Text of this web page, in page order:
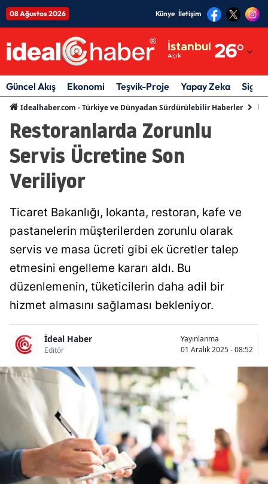
08 Ağustos 2026 Künye İletişim
İstanbul
Açık 26°
Adıyaman
Afyonkarahisar
Ağrı
Amasya
Ankara
Artvin
Aydın
Balıkesir
Bilecik
Bingöl
Bolu
Burdur
Bursa
Çanakkale
Çankırı
Çorum
Güncel Akış Ekonomi Teşvik-Proje Yapay Zeka
Idealhaber.com - Türkiye ve Dünyadan Sürdürülebilir Haberler
Restoranlarda Zorunlu
Servis Ücretine Son
Veriliyor
Ticaret Bakanlığı, lokanta, restoran, kafe ve
pastanelerin müşterilerden zorunlu olarak
servis ve masa ücreti gibi ek ücretler talep
etmesini engelleme kararı aldı. Bu
düzenlemenin, tüketicilerin daha adil bir
hizmet almasını sağlaması bekleniyor.
İdeal Haber
Editör
Yayınlanma
01 Aralık 2025 - 08:52